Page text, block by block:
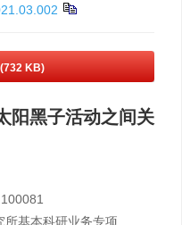
(732 KB)
阳黑子活动之间关
所基本科研业务专项